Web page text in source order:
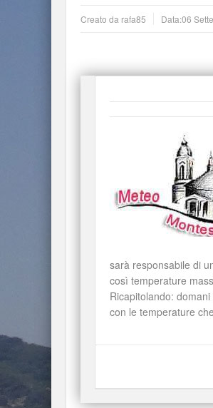
Creato da rafa85 Data:06
sarà responsabile di
così temperature
Ricapitolando:
con le temperature